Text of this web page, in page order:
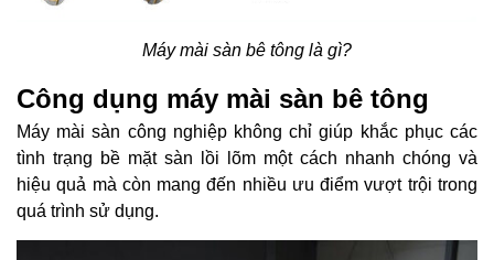
Máy mài sàn bê tông là gì?
Công dụng máy mài sàn bê tông
Máy mài sàn công nghiệp không chỉ giúp khắc phục các
tình trạng bề mặt sàn lồi lõm một cách nhanh chóng và
hiệu quả mà còn mang đến nhiều ưu điểm vượt trội trong
quá trình sử dụng.